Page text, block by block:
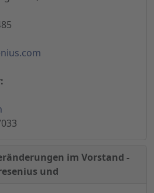
im Vorstand -
und